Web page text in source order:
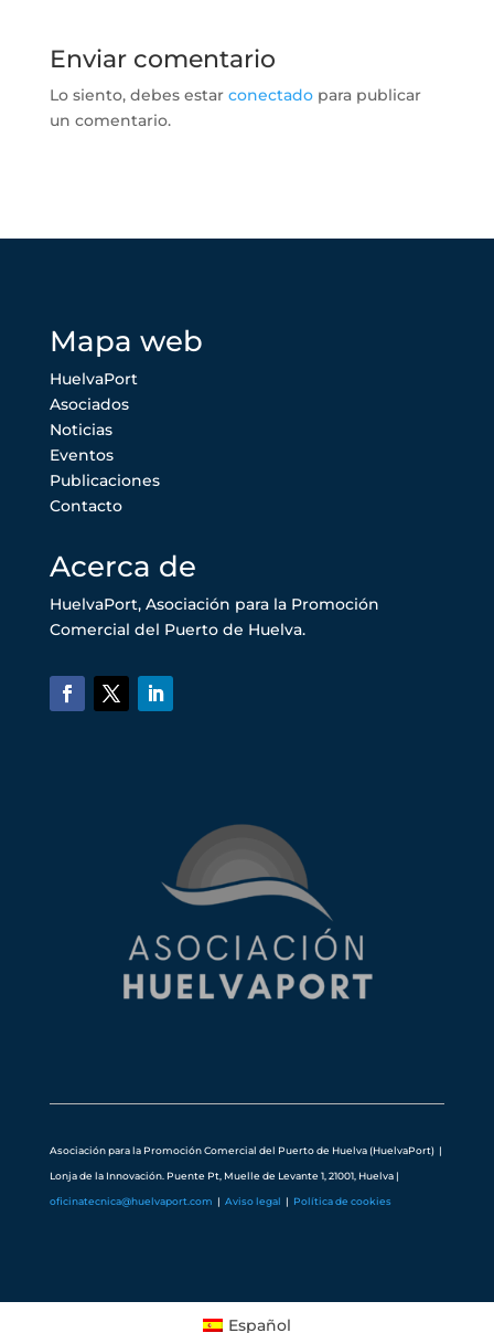
Enviar comentario
Lo siento, debes estar conectadopara publicar
un comentario.
Mapa web
HuelvaPort
Asociados
Noticias
Eventos
Publicaciones
Contacto
Acerca de
HuelvaPort, Asociación para la Promoción
Comercial del Puerto de Huelva.
Asociación para la Promoción Comercial del Puerto de Huelva (HuelvaPort) |
Lonja de la Innovación. Puente Pt, Muelle de Levante 1, 21001, Huelva|
oficinatecnica@huelvaport.com | Aviso legal | Política de cookies
Español